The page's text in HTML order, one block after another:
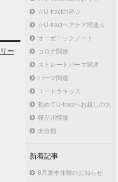
ー
☆U-tractの遊☆
☆U-tractヘアケア関連☆
オーガニックノート
コロナ関連
ストレートパーマ関連
パーマ関連
ユートラキッズ
初めてU-tractへお越しのお
寝屋川情報
未分類
新着記事
8月夏季休暇のお知らせ